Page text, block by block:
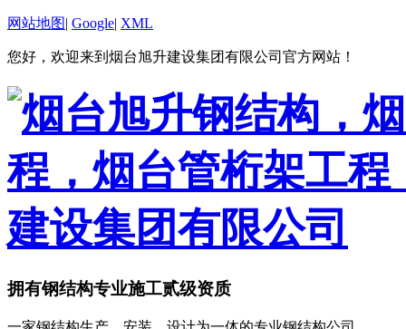
网站地图| Google| XML
您好，欢迎来到烟台旭升建设集团有限公司官方网站！
拥有钢结构专业施工贰级资质